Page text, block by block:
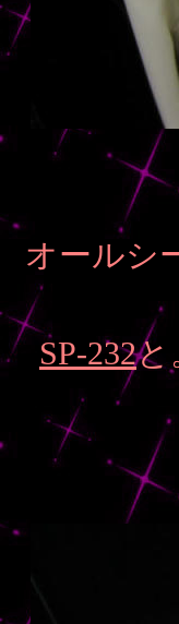
オールシ
SP-232と